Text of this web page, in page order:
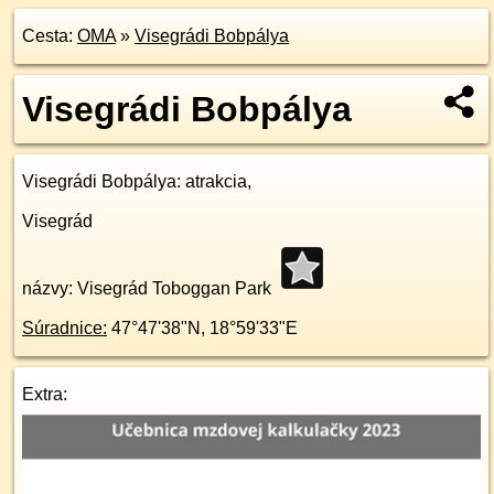
Cesta: OMA» Visegrádi Bobpálya
Visegrádi Bobpálya
Visegrádi Bobpálya: atrakcia,
Visegrád
názvy: Visegrád Toboggan Park
Súradnice: 47°47'38"N , 18°59'33"E
Extra: